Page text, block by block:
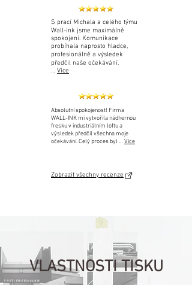
S prací Michala a celého týmu
Wall-ink jsme maximálně
spokojeni. Komunikace
probíhala naprosto hladce,
profesionálně a výsledek
předčil naše očekávání.
… Více
Absolutní spokojenost! Firma
WALL-INK mi vytvořila nádhernou
fresku v industriálním loftu a
výsledek předčil všechna moje
očekávání. Celý proces byl … Více
Zobrazit všechny recenze
VLASTNOSTI TISKU